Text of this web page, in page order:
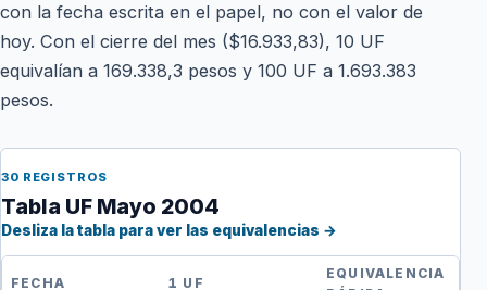
con la fecha escrita en el papel, no con el valor de
hoy. Con el cierre del mes ($16.933,83), 10 UF
equivalían a 169.338,3 pesos y 100 UF a 1.693.383
pesos.
30 REGISTROS
Tabla UF Mayo 2004
Desliza la tabla para ver las equivalencias →
FECHA 1 UF
EQUIVALENCIA